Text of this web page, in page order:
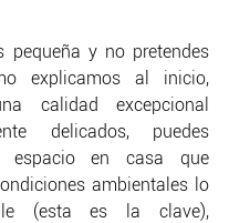
pequeña y no pretendes
explicamos al inicio,
calidad excepcional
delicados, puedes
espacio en casa que
ambientales lo
(esta es la clave),